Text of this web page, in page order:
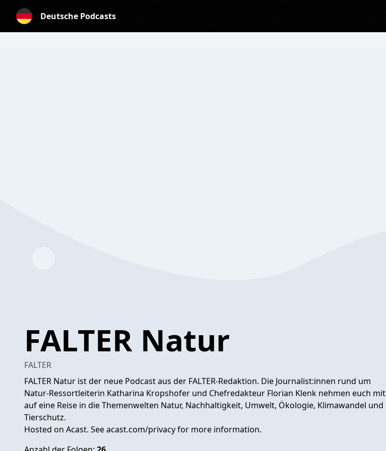
Deutsche Podcasts
FALTER Natur
FALTER
FALTER Natur ist der neue Podcast aus der FALTER-Redaktion. Die Journalist:innen rund um
Natur-Ressortleiterin Katharina Kropshofer und Chefredakteur Florian Klenk nehmen euch mit
auf eine Reise in die Themenwelten Natur, Nachhaltigkeit, Umwelt, Ökologie, Klimawandel und
Tierschutz.
Hosted on Acast. Seeacast.com/privacyfor more information.